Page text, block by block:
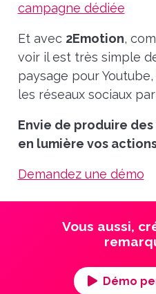
campagne dédiée
Et avec 2Emotion,
voir il est très simple
paysage pour
les réseaux sociaux
Envie de produire
en lumière vos actions
Demandez une démo
Vous aussi,
Démo